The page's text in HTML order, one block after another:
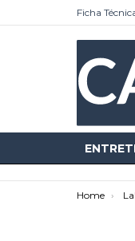
Ficha
You are here:
Home